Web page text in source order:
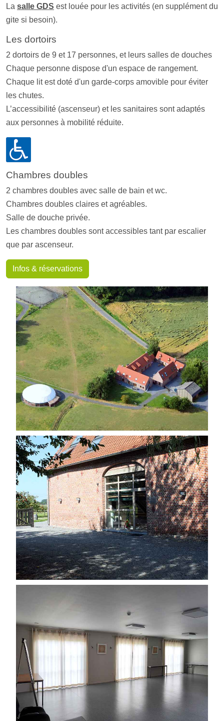
La salle GDS est louée pour les activités (en supplément du
gite si besoin).
Les dortoirs
2 dortoirs de 9 et 17 personnes, et leurs salles de douches
Chaque personne dispose d'un espace de rangement.
Chaque lit est doté d'un garde-corps amovible pour éviter
les chutes.
L’accessibilité (ascenseur) et les sanitaires sont adaptés
aux personnes à mobilité réduite.
Chambres doubles
2 chambres doubles avec salle de bain et wc.
Chambres doubles claires et agréables.
Salle de douche privée.
Les chambres doubles sont accessibles tant par escalier
que par ascenseur.
Infos & réservations